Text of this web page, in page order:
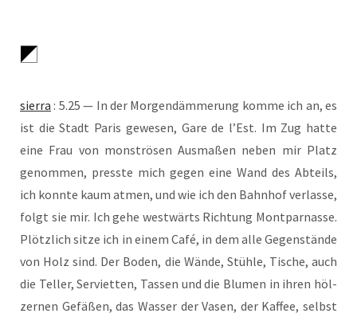
sier­ra : 5.25 — In der Mor­gen­däm­me­rung kom­me ich an, es
ist die Stadt Paris gewe­sen, Gare de l’Est. Im Zug hat­te
eine Frau von mons­trö­sen Aus­ma­ßen neben mir Platz
genom­men, press­te mich gegen eine Wand des Abteils,
ich konn­te kaum atmen, und wie ich den Bahn­hof ver­las­se,
folgt sie mir. Ich gehe west­wärts Rich­tung Mont­par­nas­se.
Plötz­lich sit­ze ich in einem Café, in dem alle Gegen­stän­de
von Holz sind. Der Boden, die Wän­de, Stüh­le, Tische, auch
die Tel­ler, Ser­vi­et­ten, Tas­sen und die Blu­men in ihren höl­
zer­nen Gefä­ßen, das Was­ser der Vasen, der Kaf­fee, selbst